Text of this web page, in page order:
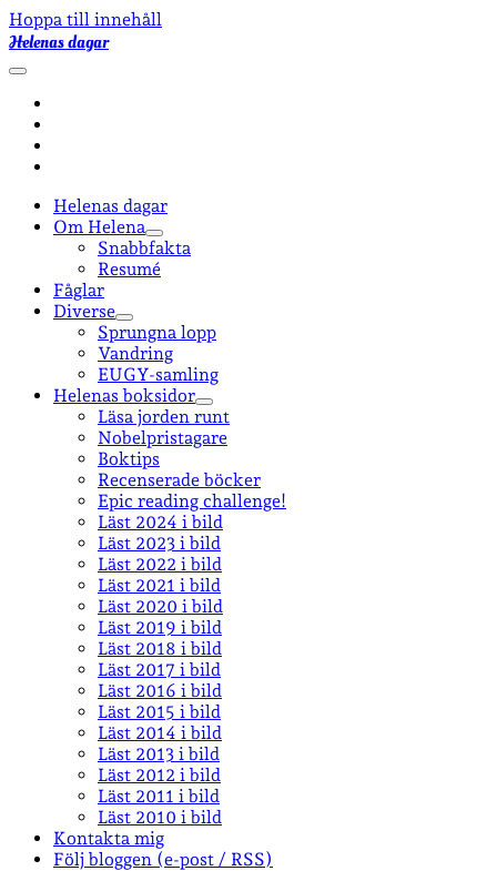
Hoppa till innehåll
Helenas dagar
öppna
Helenas dagar
Om Helena
öppna
undermeny
Snabbfakta
Resumé
Fåglar
Diverse
öppna
undermeny
Sprungna lopp
Vandring
EUGY-samling
Helenas boksidor
öppna
undermeny
Läsa jorden runt
Nobelpristagare
Boktips
Recenserade böcker
Epic reading challenge!
Läst 2024 i bild
Läst 2023 i bild
Läst 2022 i bild
Läst 2021 i bild
Läst 2020 i bild
Läst 2019 i bild
Läst 2018 i bild
Läst 2017 i bild
Läst 2016 i bild
Läst 2015 i bild
Läst 2014 i bild
Läst 2013 i bild
Läst 2012 i bild
Läst 2011 i bild
Läst 2010 i bild
Kontakta mig
Följ bloggen (e-post / RSS)